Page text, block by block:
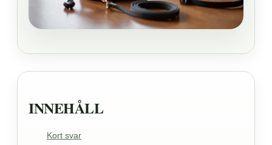
INNEHÅLL
Kort svar